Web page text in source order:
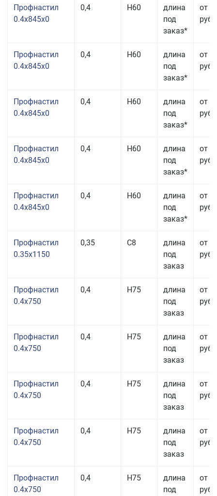
Профнастил
0.4x845x0
0,4 Н60
длина
под
заказ*
от
руб.
Профнастил
0.4x845x0
0,4 Н60
длина
под
заказ*
от
руб.
Профнастил
0.4x845x0
0,4 Н60
длина
под
заказ*
от
руб.
Профнастил
0.4x845x0
0,4 Н60
длина
под
заказ*
от
руб.
Профнастил
0.4x845x0
0,4 Н60
длина
под
заказ*
от
руб.
Профнастил
0.35x1150
0,35 С8
длина
под
заказ
от
руб.
Профнастил
0.4x750
0,4 Н75
длина
под
заказ
от
руб.
Профнастил
0.4x750
0,4 Н75
длина
под
заказ
от
руб.
Профнастил
0.4x750
0,4 Н75
длина
под
заказ
от
руб.
Профнастил
0.4x750
0,4 Н75
длина
под
заказ
от
руб.
Профнастил
0.4x750
0,4 Н75
длина
под
от
руб.